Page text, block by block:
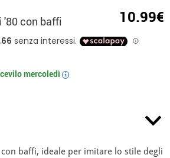
'80 con baffi 10.99€
mercoledì i
baffi, ideale per imitare lo stile degli